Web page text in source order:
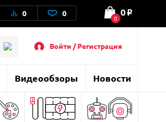
0 0 0
0 o
Войти / Регистрация
Видеообзоры Новости